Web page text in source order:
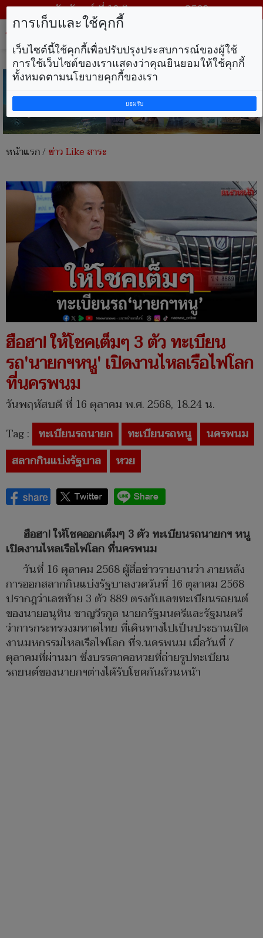
วันจันทร์ ที่ 10 สิงหาคม พ.ศ. 2569
หน้าแรก/ข่าว Like สาระ
ฮือฮา! ให้โชคเต็มๆ 3 ตัว ทะเบียน
รถ'นายกฯหนู' เปิดงานไหลเรือไฟโลก
ที่นครพนม
วันพฤหัสบดี ที่ 16 ตุลาคม พ.ศ. 2568, 18.24 น.
Tag : ทะเบียนรถนายก ทะเบียนรถหนู
นครพนม
สลากกินแบ่งรัฐบาล
หวย
ฮือฮา! ให้โชคออกเต็มๆ 3 ตัว ทะเบียนรถนายกฯ หนู
เปิดงานไหลเรือไฟโลก ที่นครพนม
วันที่ 16 ตุลาคม 2568 ผู้สื่อข่าวรายงานว่า ภายหลัง
การออกสลากกินแบ่งรัฐบาลงวดวันที่ 16 ตุลาคม 2568
ปรากฎว่าเลขท้าย 3 ตัว 889 ตรงกับเลขทะเบียนรถยนต์
ของนายอนุทิน ชาญวีรกูล นายกรัฐมนตรีและรัฐมนตรี
ว่าการกระทรวงมหาดไทย ที่เดินทางไปเป็นประธานเปิด
งานมหกรรมไหลเรือไฟโลก ที่จ.นครพนม เมื่อวันที่ 7
ตุลาคมที่ผ่านมา ซึ่งบรรดาคอหวยที่ถ่ายรูปทะเบียน
รถยนต์ของนายกฯต่างได้รับโชคกันถ้วนหน้า
การเก็บและใช้คุกกี้
เว็บไซต์นี้ใช้คุกกี้เพื่อปรับปรุงประสบการณ์ของผู้ใช้
การใช้เว็บไซต์ของเราแสดงว่าคุณยินยอมให้ใช้คุกกี้
ทั้งหมดตามนโยบายคุกกี้ของเรา
ยอมรับ